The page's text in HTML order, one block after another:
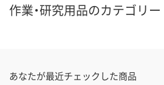
作業・研究用品のカテゴリー
あなたが最近チェックした商品